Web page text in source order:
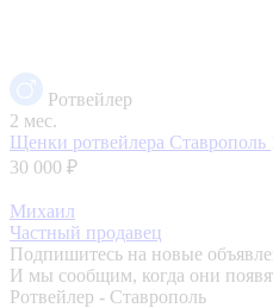
Ротвейлер
2 мес.
Щенки ротвейлера Ставрополь
30 000 ₽
Михаил
Частный продавец
Подпишитесь на новые
И мы сообщим, когда они
Ротвейлер - Ставрополь